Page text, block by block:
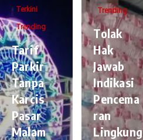
Terkini
Trending
Tarif
Parkir
Tanpa
Karcis
Pasar
Malam
Trending
Tolak
Hak
Jawab
Indikasi
Pencema
ran
Lingkung